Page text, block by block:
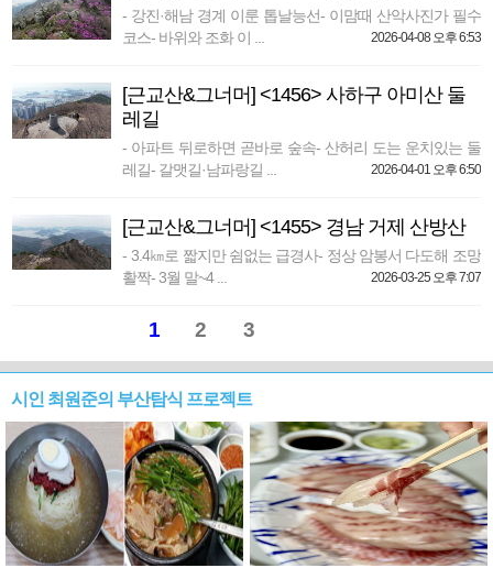
- 강진·해남 경계 이룬 톱날능선- 이맘때 산악사진가 필수
코스- 바위와 조화 이 ...
2026-04-08 오후 6:53
[근교산&그너머] <1456> 사하구 아미산 둘
레길
- 아파트 뒤로하면 곧바로 숲속- 산허리 도는 운치있는 둘
레길- 갈맷길·남파랑길 ...
2026-04-01 오후 6:50
[근교산&그너머] <1455> 경남 거제 산방산
- 3.4㎞로 짧지만 쉼없는 급경사- 정상 암봉서 다도해 조망
활짝- 3월 말~4 ...
2026-03-25 오후 7:07
1 2 3
시인 최원준의 부산탐식 프로젝트